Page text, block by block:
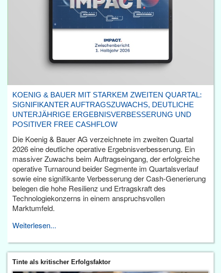
KOENIG & BAUER MIT STARKEM ZWEITEN QUARTAL:
SIGNIFIKANTER AUFTRAGSZUWACHS, DEUTLICHE
UNTERJÄHRIGE ERGEBNISVERBESSERUNG UND
POSITIVER FREE CASHFLOW
Die Koenig & Bauer AG verzeichnete im zweiten Quartal
2026 eine deutliche operative Ergebnisverbesserung. Ein
massiver Zuwachs beim Auftragseingang, der erfolgreiche
operative Turnaround beider Segmente im Quartalsverlauf
sowie eine signifikante Verbesserung der Cash-Generierung
belegen die hohe Resilienz und Ertragskraft des
Technologiekonzerns in einem anspruchsvollen
Marktumfeld.
Weiterlesen...
Tinte als kritischer Erfolgsfaktor